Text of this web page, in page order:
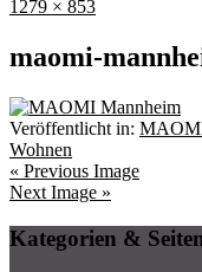
1279 × 853
maomi-
Veröffentlicht in:
Wohnen
« Previous Image
Next Image »
Kategorien &